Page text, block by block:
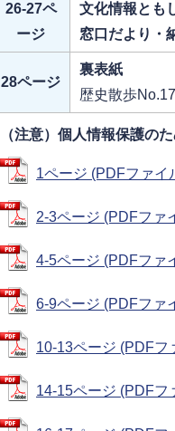
26-27ペ
ージ
文化情報とも
窓口だより・
28ページ
裏表紙
歴史散歩
（注意）個人情報保護の
1ページ (PDFファイ
2-3ページ (PDFファ
4-5ページ (PDFファ
6-9ページ (PDFファ
10-13ページ (PDFフ
14-15ページ (PDFフ